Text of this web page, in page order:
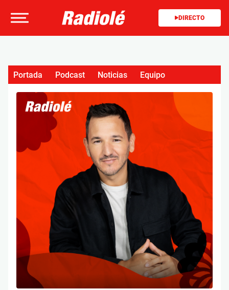
DIRECTO
Portada Podcast Noticias Equipo